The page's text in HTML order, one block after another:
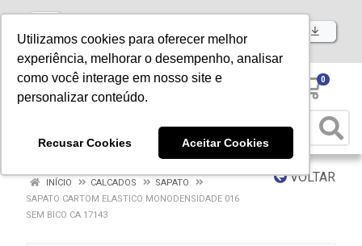
Utilizamos cookies para oferecer melhor
experiência, melhorar o desempenho, analisar
como você interage em nosso site e
personalizar conteúdo.
Recusar Cookies Aceitar Cookies
Baixe já nosso APP
0
VOLTAR
INÍCIO CALCADOS
SAPATO
SAPATO CARTOM ELASTICO MONODENSIDADE 016
SEM BICO CA 17143